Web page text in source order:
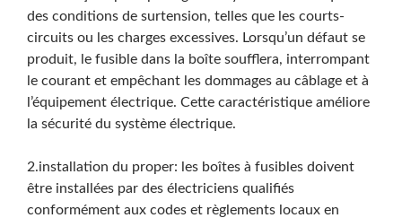
des conditions de surtension, telles que les courts-
circuits ou les charges excessives. Lorsqu’un défaut se
produit, le fusible dans la boîte soufflera, interrompant
le courant et empêchant les dommages au câblage et à
l’équipement électrique. Cette caractéristique améliore
la sécurité du système électrique.
2.installation du proper: les boîtes à fusibles doivent
être installées par des électriciens qualifiés
conformément aux codes et règlements locaux en